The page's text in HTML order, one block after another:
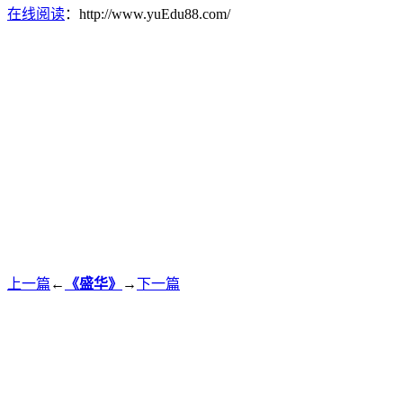
在线阅读：http://www.yuEdu88.com/
上一篇 ← 《盛华》 →下一篇